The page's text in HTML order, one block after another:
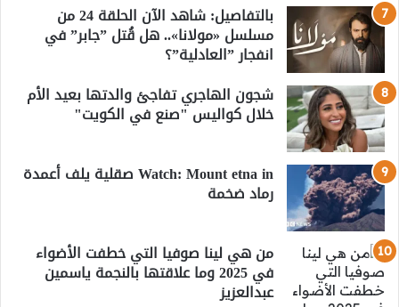
بالتفاصيل: شاهد الآن الحلقة 24 من
مسلسل «مولانا».. هل قُتل ”جابر” في
انفجار ”العادلية”؟
شجون الهاجري تفاجئ والدتها بعيد الأم
خلال كواليس "صنع في الكويت"
Watch: Mount etna in صقلية يلف أعمدة
رماد ضخمة
من هي لينا صوفيا التي خطفت الأضواء
في 2025 وما علاقتها بالنجمة ياسمين
عبدالعزيز